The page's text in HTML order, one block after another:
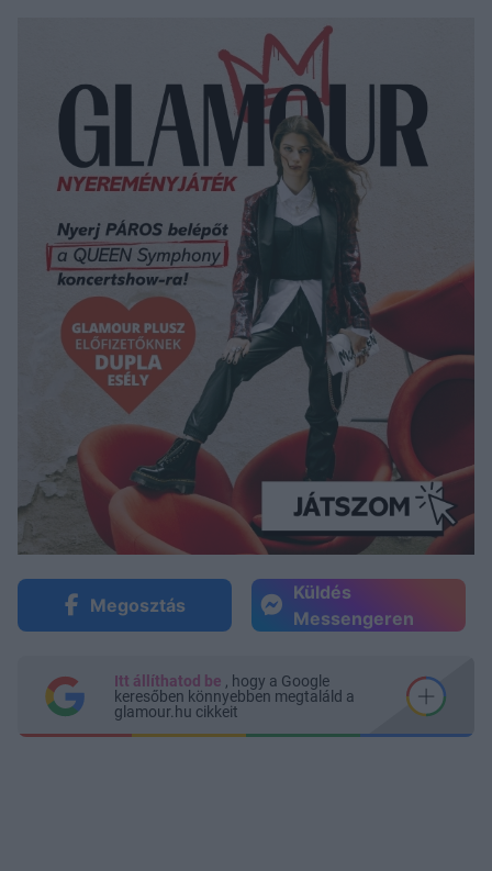
Megosztás
Küldés
Messengeren
Itt állíthatod be , hogy a Google
keresőben könnyebben megtaláld a
glamour.hu cikkeit